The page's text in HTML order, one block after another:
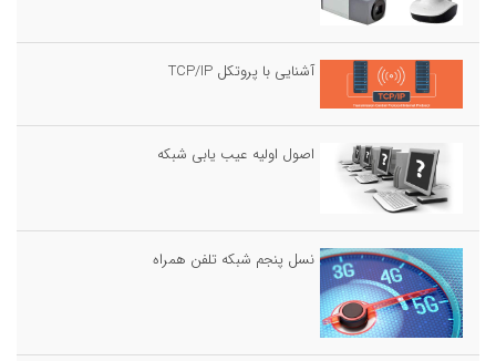
آشنایی با پروتکل TCP/IP
اصول اولیه عیب یابی شبکه
نسل پنجم شبکه تلفن همراه